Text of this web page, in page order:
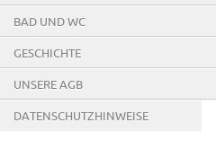
BAD UND WC
GESCHICHTE
UNSERE AGB
DATENSCHUTZHINWEISE